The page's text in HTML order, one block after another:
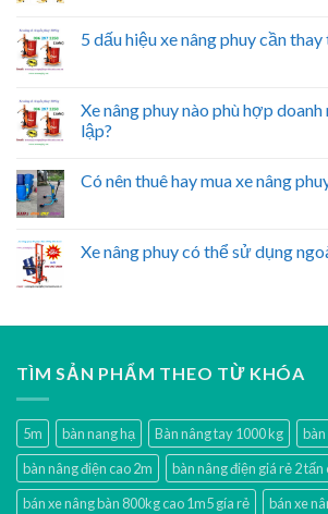
5 dấu hiệu xe nâng phuy cần
Xe nâng phuy nào phù hợp
lập?
Có nên thuê hay mua xe nâng
Xe nâng phuy có thể sử dụng
TÌM SẢN PHẨM THEO TỪ KHÓA
5m bàn nang hạ Bàn nâng tay 1000 kg
bàn nâng điện cao 2m
bàn nâng điện giá rẻ 2 tấn
bán xe nâng bàn 800kg cao 1m5 gía rẻ
bán xe